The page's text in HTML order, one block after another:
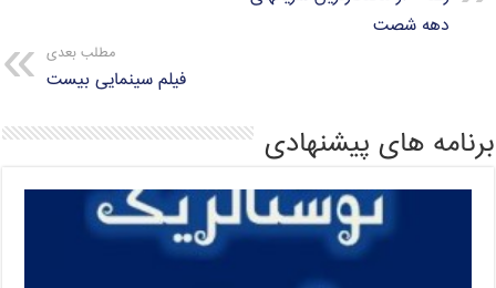
دهه شصت
مطلب بعدی
فیلم سینمایی بیست
برنامه های پیشنهادی